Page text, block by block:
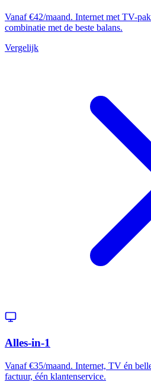
Vanaf €42/maand. Internet met TV-
combinatie met de beste balans.
Vergelijk
Alles-in-1
Vanaf €35/maand. Internet, TV én
factuur, één klantenservice.